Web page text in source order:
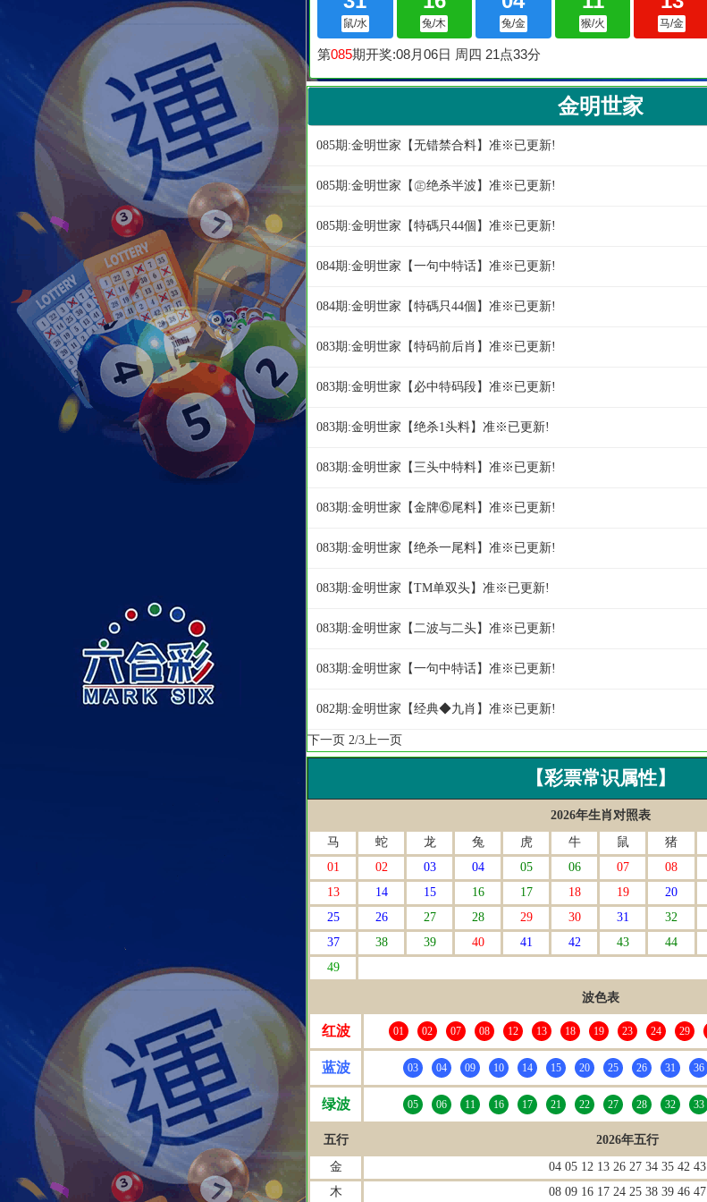
金明世家
085期:金明世家【无错禁合料】准※已更新!
085期:金明世家【㊣绝杀半波】准※已更新!
085期:金明世家【特碼只44個】准※已更新!
084期:金明世家【一句中特话】准※已更新!
084期:金明世家【特碼只44個】准※已更新!
083期:金明世家【特码前后肖】准※已更新!
083期:金明世家【必中特码段】准※已更新!
083期:金明世家【绝杀1头料】准※已更新!
083期:金明世家【三头中特料】准※已更新!
083期:金明世家【金牌⑥尾料】准※已更新!
083期:金明世家【绝杀一尾料】准※已更新!
083期:金明世家【TM单双头】准※已更新!
083期:金明世家【二波与二头】准※已更新!
083期:金明世家【一句中特话】准※已更新!
082期:金明世家【经典◆九肖】准※已更新!
下一页 2/3上一页
【彩票常识属性】
2026年生肖对照表
马
蛇 龙 兔 虎 牛 鼠 猪
01
02 03 04 05 06 07 08
13
14 15 16 17 18 19 20
25
26 27 28 29 30 31 32
37
38 39 40 41 42 43 44
49
波色表
红波 01 02 07 08 12 13 18 19 23 24 29
蓝波 03 04 09 10 14 15 20 25 26 31 36
绿波 05 06 11 16 17 21 22 27 28 32 33
五行
2026年五行
金
04 05 12 13 26 27 34 35 42 43
木
08 09 16 17 24 25 38 39 46 47